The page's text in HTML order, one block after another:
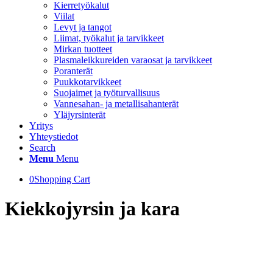
Kierretyökalut
Viilat
Levyt ja tangot
Liimat, työkalut ja tarvikkeet
Mirkan tuotteet
Plasmaleikkureiden varaosat ja tarvikkeet
Poranterät
Puukkotarvikkeet
Suojaimet ja työturvallisuus
Vannesahan- ja metallisahanterät
Yläjyrsinterät
Yritys
Yhteystiedot
Search
Menu Menu
0Shopping Cart
Kiekkojyrsin ja kara